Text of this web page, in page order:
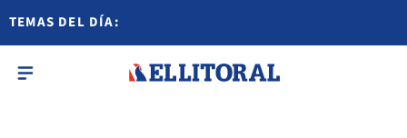
TEMAS DEL DÍA: